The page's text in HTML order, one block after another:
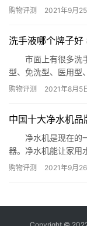
面网为大家盘点了最
比较有心意的生日礼
天我…
购物评测 2021年9月25
洗手液哪个牌子
市面上有很多洗手
型、免洗型、医用型
呢。下面就为你推荐
售价：￥81.00
购物评测 2021年8月5
中国十大净水机
净水机是现在的一
器。净水机能让家用
用电器。现在有很多
购物评测 2021年9月26